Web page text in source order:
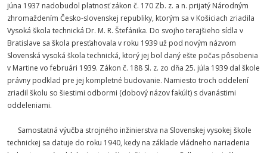
júna 1937 nadobudol platnosť zákon č. 170 Zb. z. a n. prijatý Národným
zhromaždením Česko-slovenskej republiky, ktorým sa v Košiciach zriadila
Vysoká škola technická Dr. M. R. Štefánika. Do svojho terajšieho sídla v
Bratislave sa škola presťahovala v roku 1939 už pod novým názvom
Slovenská vysoká škola technická, ktorý jej bol daný ešte počas pôsobenia
v Martine vo februári 1939. Zákon č. 188 Sl. z. zo dňa 25. júla 1939 dal škole
právny podklad pre jej kompletné budovanie. Namiesto troch oddelení
zriadil školu so šiestimi odbormi (dobový názov fakúlt) s dvanástimi
oddeleniami.
Samostatná výučba strojného inžinierstva na Slovenskej vysokej škole
technickej sa datuje do roku 1940, kedy na základe vládneho nariadenia